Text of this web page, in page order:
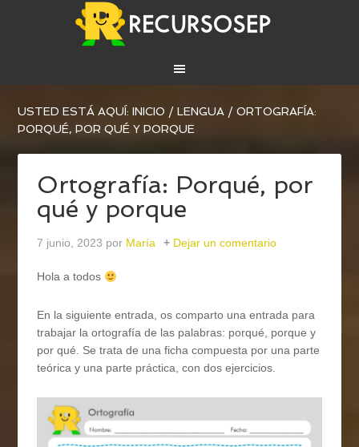
USTED ESTÁ AQUÍ:INICIO / LENGUA / ORTOGRAFÍA:
PORQUÉ, POR QUÉ Y PORQUE
Ortografía: Porqué, por
qué y porque
7 junio, 2023 por María Dejar un comentario
Hola a todos
En la siguiente entrada, os comparto una entrada para
trabajar la ortografía de las palabras: porqué, porque y
por qué. Se trata de una ficha compuesta por una parte
teórica y una parte práctica, con dos ejercicios.